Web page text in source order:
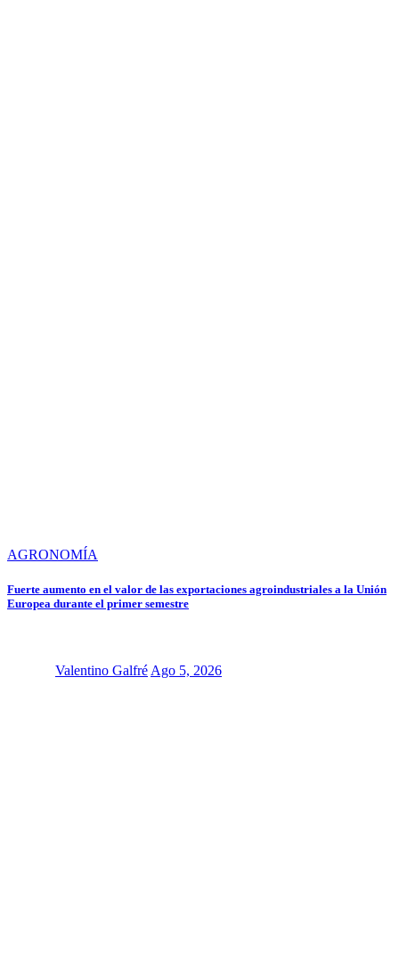
AGRONOMÍA
Fuerte aumento en el valor de las exportaciones agroindustriales a la Unión
Europea durante el primer semestre
Valentino Galfré Ago 5, 2026